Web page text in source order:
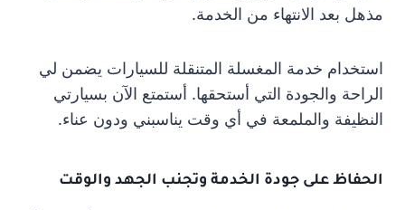
مذهل بعد الانتهاء من الخدمة.
استخدام خدمة المغسلة المتنقلة للسيارات يضمن لي
الراحة والجودة التي أستحقها. أستمتع الآن بسيارتي
النظيفة والملمعة في أي وقت يناسبني ودون عناء.
الحفاظ على جودة الخدمة وتجنب الجهد والوقت